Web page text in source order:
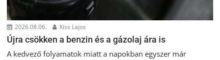
2026.08.06. Kiss Lajos
Újra csökken a benzin és a gázolaj ára is
A kedvező folyamatok miatt a napokban egyszer már